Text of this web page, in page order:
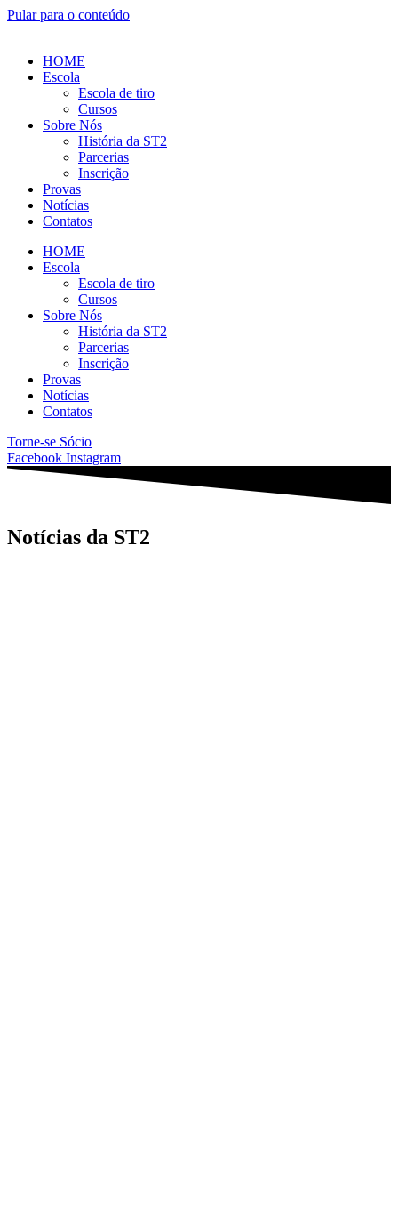
Pular para o conteúdo
HOME
Escola
Escola de tiro
Cursos
Sobre Nós
História da ST2
Parcerias
Inscrição
Provas
Notícias
Contatos
HOME
Escola
Escola de tiro
Cursos
Sobre Nós
História da ST2
Parcerias
Inscrição
Provas
Notícias
Contatos
Torne-se Sócio
Facebook Instagram
Notícias da ST2